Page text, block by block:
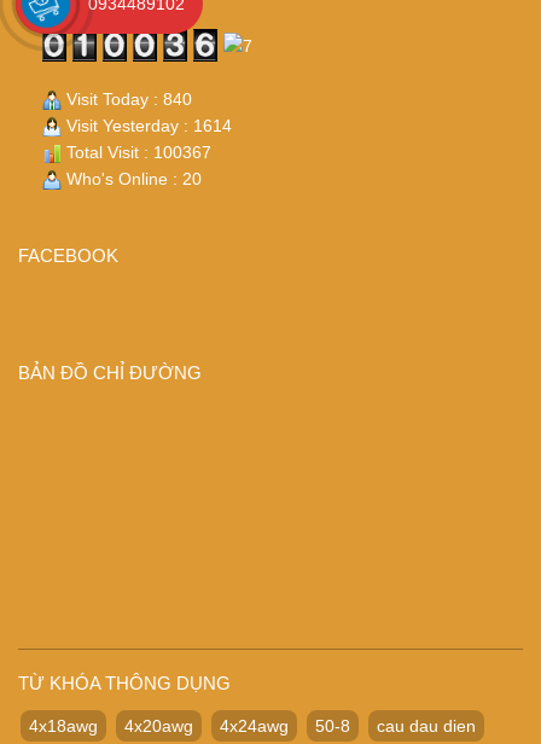
Visit Today : 840
Visit Yesterday : 1614
Total Visit : 100367
Who's Online : 20
FACEBOOK
BẢN ĐỒ CHỈ ĐƯỜNG
TỪ KHÓA THÔNG DỤNG
4x18awg 4x20awg 4x24awg 50-8 cau dau dien
0934489102